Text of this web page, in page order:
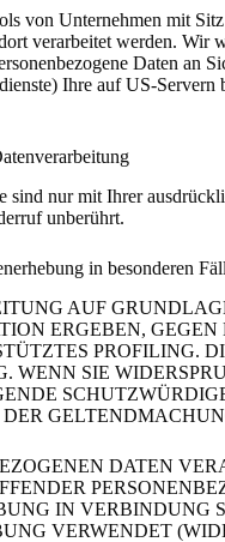
von Unternehmen mit
verarbeitet werden.
Daten an
Ihre auf US-
sind nur mit Ihrer
unberührt.
in besonderen
AUF
ERGEBEN,
PROFILING.
WENN SIE
DATEN
IN VERBINDUNG
VERWENDET